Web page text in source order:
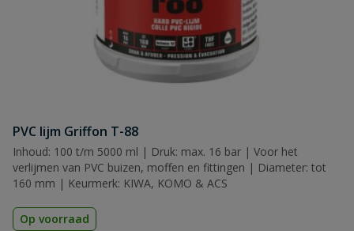
Beoordeling versturen
PVC lijm Griffon T-88
Inhoud: 100 t/m 5000 ml | Druk: max. 16 bar | Voor het
verlijmen van PVC buizen, moffen en fittingen | Diameter: tot
160 mm | Keurmerk: KIWA, KOMO & ACS
Op voorraad